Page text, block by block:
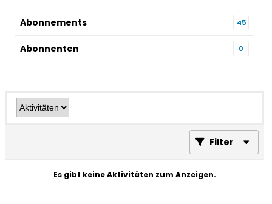
Abonnements 45
Abonnenten 0
Filter
Es gibt keine Aktivitäten zum Anzeigen.